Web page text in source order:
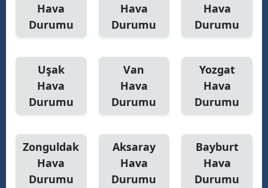
Hava
Durumu
Hava
Durumu
Hava
Durumu
Uşak
Hava
Durumu
Van
Hava
Durumu
Yozgat
Hava
Durumu
Zonguldak
Hava
Durumu
Aksaray
Hava
Durumu
Bayburt
Hava
Durumu